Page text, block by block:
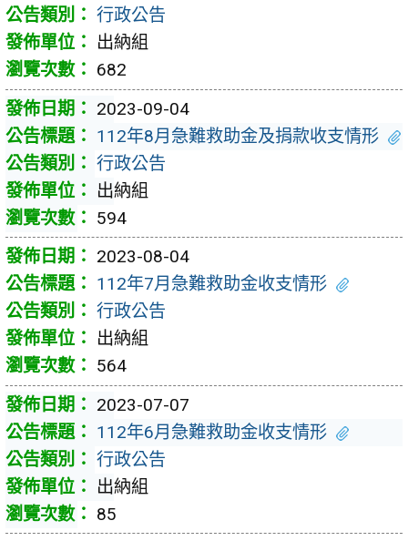
行政公告
出納組
682
2023-09-04
112年8月急難救助金及捐款收支情形
行政公告
出納組
594
2023-08-04
112年7月急難救助金收支情形
行政公告
出納組
564
2023-07-07
112年6月急難救助金收支情形
行政公告
出納組
85